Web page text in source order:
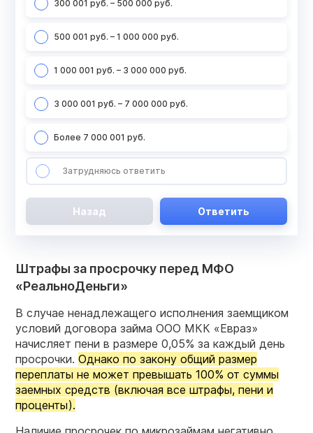
300 001 руб. – 500 000 руб.
500 001 руб. – 1 000 000 руб.
1 000 001 руб. – 3 000 000 руб.
3 000 001 руб. – 7 000 000 руб.
Более 7 000 001 руб.
Затрудняюсь ответить
Назад Ответить
Штрафы за просрочку перед МФО
«РеальноДеньги»
В случае ненадлежащего исполнения заемщиком
условий договора займа ООО МКК «Евраз»
начисляет пени в размере 0,05% за каждый день
просрочки. Однако по закону общий размер
переплаты не может превышать 100% от суммы
заемных средств (включая все штрафы, пени и
проценты).